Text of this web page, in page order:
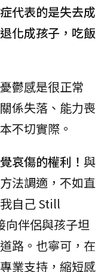
代表的是失去成
化成孩子，吃飯
鬱感是很正常
係失落、能力喪
不切實際。
哀傷的權利！ 與
法調適，不如直
自己 Still
向伴侶與孩子坦
路。也寧可，在
業支持，縮短感